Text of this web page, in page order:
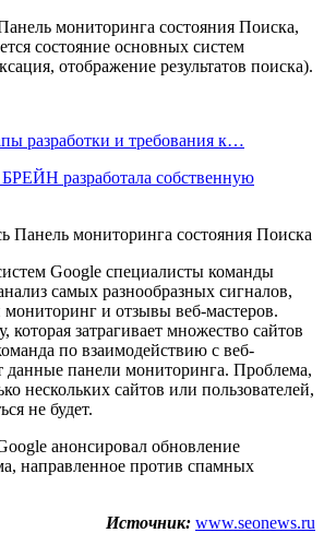
мониторинга состояния Поиска,
состояние основных систем
отображение результатов поиска).
разработки и требования к…
разработала собственную
Google специалисты команды
самых разнообразных сигналов,
и отзывы веб-мастеров.
затрагивает множество сайтов
по взаимодействию с веб-
данные панели мониторинга. Проблема,
нескольких сайтов или пользователей,
не будет.
анонсировал обновление
направленное против спамных
Источник: www.seonews.ru